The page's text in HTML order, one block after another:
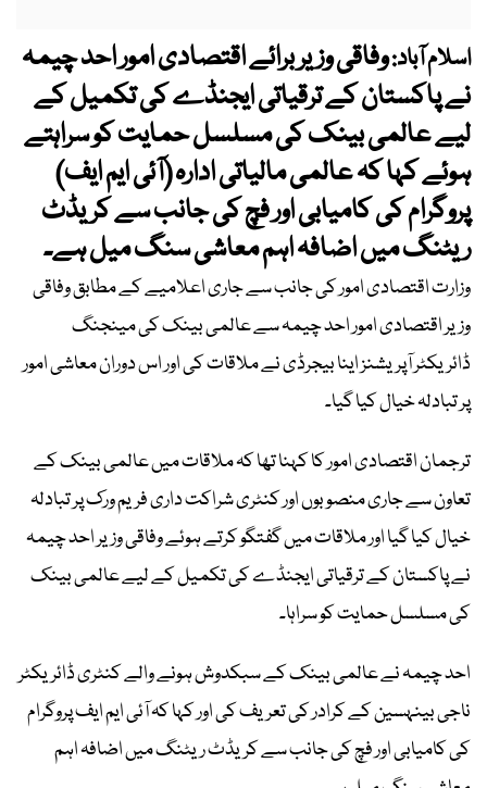
اسلام آباد:وفاقی وزیر برائے اقتصادی امور احد چیمہ
نے پاکستان کے ترقیاتی ایجنڈے کی تکمیل کے
لیے عالمی بینک کی مسلسل حمایت کو سراہتے
ہوئے کہا کہ عالمی مالیاتی ادارہ (آئی ایم ایف)
پروگرام کی کامیابی اور فچ کی جانب سے کریڈٹ
ریٹنگ میں اضافہ اہم معاشی سنگ میل ہے۔
وزارت اقتصادی امور کی جانب سے جاری اعلامیے کے مطابق وفاقی
وزیر اقتصادی امور احد چیمہ سے عالمی بینک کی مینجنگ
ڈائریکٹر آپریشنز اینا بیجرڈی نے ملاقات کی اور اس دوران معاشی امور
پر تبادلہ خیال کیا گیا۔
ترجمان اقتصادی امور کا کہنا تھا کہ ملاقات میں عالمی بینک کے
تعاون سے جاری منصوبوں اور کنٹری شراکت داری فریم ورک پر تبادلہ
خیال کیا گیا اور ملاقات میں گفتگو کرتے ہوئے وفاقی وزیر احد چیمہ
نے پاکستان کے ترقیاتی ایجنڈے کی تکمیل کے لیے عالمی بینک
کی مسلسل حمایت کو سراہا۔
احد چیمہ نے عالمی بینک کے سبکدوش ہونے والے کنٹری ڈائریکٹر
ناجی بینہسین کے کرادر کی تعریف کی اور کہا کہ آئی ایم ایف پروگرام
کی کامیابی اور فچ کی جانب سے کریڈٹ ریٹنگ میں اضافہ اہم